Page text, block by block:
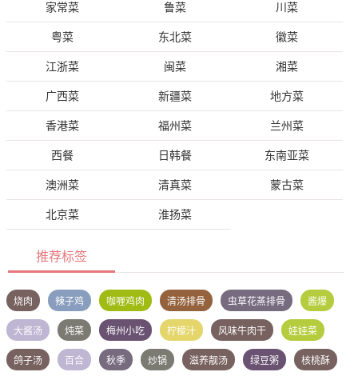
家常菜 鲁菜 川菜
粤菜 东北菜 徽菜
江浙菜 闽菜 湘菜
广西菜 新疆菜 地方菜
香港菜 福州菜 兰州菜
西餐 日韩餐 东南亚菜
澳洲菜 清真菜 蒙古菜
北京菜 淮扬菜
推荐标签
烧肉 辣子鸡 咖喱鸡肉 清汤排骨 虫草花蒸排骨 酱爆
大酱汤 炖菜 梅州小吃 柠檬汁 风味牛肉干 娃娃菜
鸽子汤 百合 秋季 炒锅 滋养靓汤 绿豆粥 核桃酥